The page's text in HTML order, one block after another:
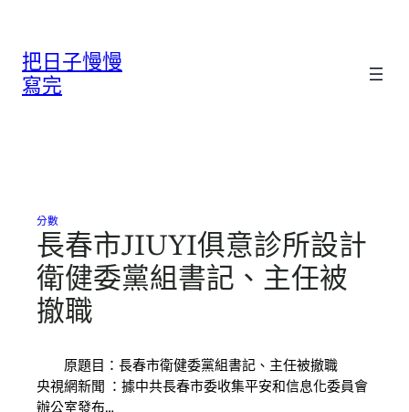
把日子慢慢
寫完
分數
長春市JIUYI俱意診所設計
衛健委黨組書記、主任被
撤職
原題目：長春市衛健委黨組書記、主任被撤職
央視網新聞 ：據中共長春市委收集平安和信息化委員會
辦公室發布…